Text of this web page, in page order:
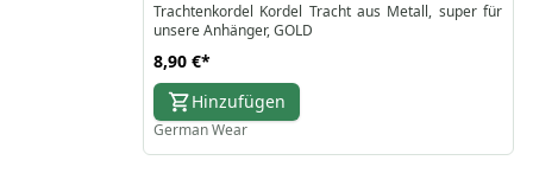
Trachtenkordel Kordel Tracht aus Metall, super für
unsere Anhänger, GOLD
8,90 €*
Hinzufügen
German Wear